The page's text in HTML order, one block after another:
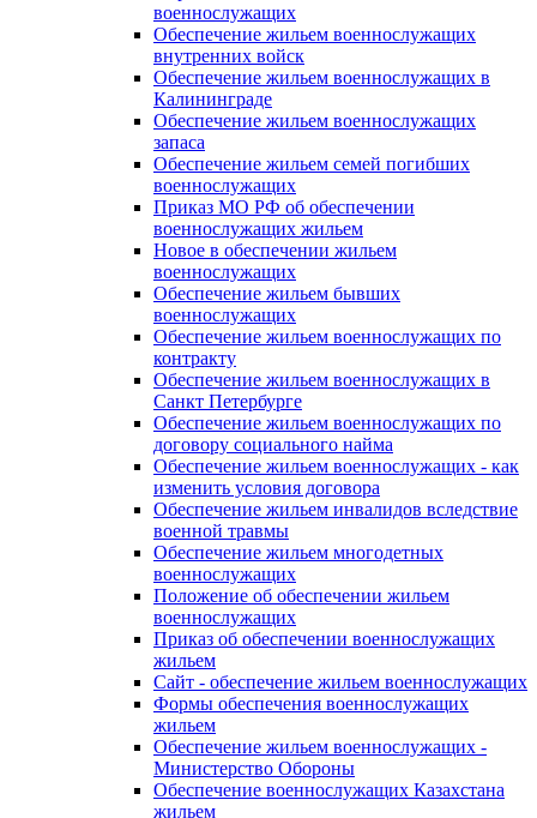
военнослужащих
Обеспечение жильем военнослужащих
внутренних войск
Обеспечение жильем военнослужащих в
Калининграде
Обеспечение жильем военнослужащих
запаса
Обеспечение жильем семей погибших
военнослужащих
Приказ МО РФ об обеспечении
военнослужащих жильем
Новое в обеспечении жильем
военнослужащих
Обеспечение жильем бывших
военнослужащих
Обеспечение жильем военнослужащих по
контракту
Обеспечение жильем военнослужащих в
Санкт Петербурге
Обеспечение жильем военнослужащих по
договору социального найма
Обеспечение жильем военнослужащих - как
изменить условия договора
Обеспечение жильем инвалидов вследствие
военной травмы
Обеспечение жильем многодетных
военнослужащих
Положение об обеспечении жильем
военнослужащих
Приказ об обеспечении военнослужащих
жильем
Сайт - обеспечение жильем военнослужащих
Формы обеспечения военнослужащих
жильем
Обеспечение жильем военнослужащих -
Министерство Обороны
Обеспечение военнослужащих Казахстана
жильем